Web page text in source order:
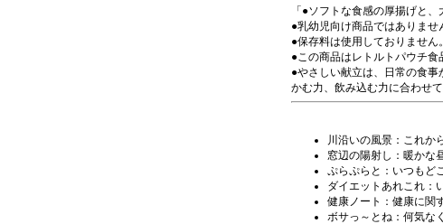
●ソフトな食感の厚揚げと、
●乳幼児向け商品ではありませ
●保存料は使用しておりません。
●この商品はレトルトパウチ食
●やさしい献立は、日常の食事
かむ力、飲み込む力に合わせ
川沿いの風景：これか
窓辺の陽射し ：暖かな
ぷらぷらと ：いつもど
ダイエットあれこれ：
健康ノート：健康に関
ボサっ～とね ：何気な